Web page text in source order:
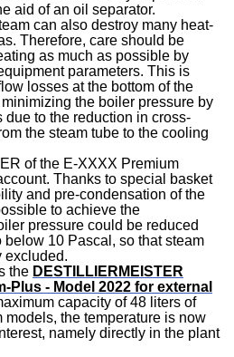
aid of an oil separator.
can also destroy many heat-
Therefore, care should be
as much as possible by
parameters. This is
losses at the bottom of the
the boiler pressure by
to the reduction in cross-
the steam tube to the cooling
of the E-XXXX Premium
Thanks to special basket
and pre-condensation of the
to achieve the
pressure could be reduced
10 Pascal, so that steam
excluded.
the DESTILLIERMEISTER
Plus - Model 2022 for external
capacity of 48 liters of
models, the temperature is now
namely directly in the plant